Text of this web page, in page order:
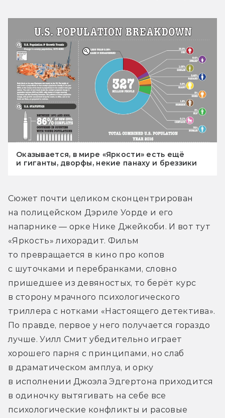
Оказывается, в мире «Яркости» есть ещё
и гиганты, дворфы, некие панаху и бреззики
Сюжет почти целиком сконцентрирован
на полицейском Дэриле Уорде и его
напарнике — орке Нике Джейкоби. И вот тут
«Яркость» лихорадит. Фильм
то превращается в кино про копов
с шуточками и перебранками, словно
пришедшее из девяностых, то берёт курс
в сторону мрачного психологического
триллера с нотками «Настоящего детектива».
По правде, первое у него получается гораздо
лучше. Уилл Смит убедительно играет
хорошего парня с принципами, но слаб
в драматическом амплуа, и орку
в исполнении Джоэла Эдгертона приходится
в одиночку вытягивать на себе все
психологические конфликты и расовые